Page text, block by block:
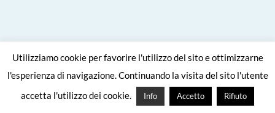
Site crafted with
mangiare
Utilizziamo cookie per favorire l'utilizzo del sito e ottimizzarne
l'esperienza di navigazione. Continuando la visita del sito l'utente
accetta l'utilizzo dei cookie.
Info Accetto Rifiuto